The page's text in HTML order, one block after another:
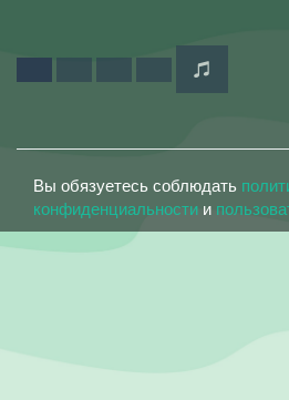
Вы обязуетесь соблюдать
конфиденциальности и